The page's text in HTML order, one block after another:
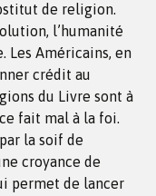
de religion.
l’humanité
Les Américains, en
crédit au
du Livre sont à
fait mal à la foi.
la soif de
croyance de
permet de lancer